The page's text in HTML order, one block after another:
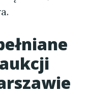
aukcji